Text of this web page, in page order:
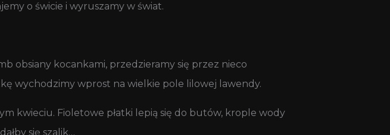
o świcie i wyruszamy w świat.
obsiany kocankami, przedzieramy się przez nieco
wychodzimy wprost na wielkie pole lilowej lawendy.
kwieciu. Fioletowe płatki lepią się do butów, krople wody
się szalik…